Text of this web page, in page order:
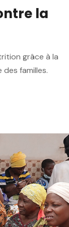
la
grâce à la
familles.